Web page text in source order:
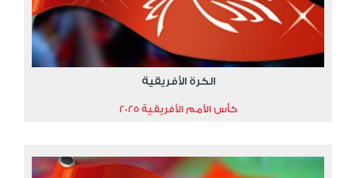
الكرة الأفريقية
كأس الأمم الأفريقية 2025